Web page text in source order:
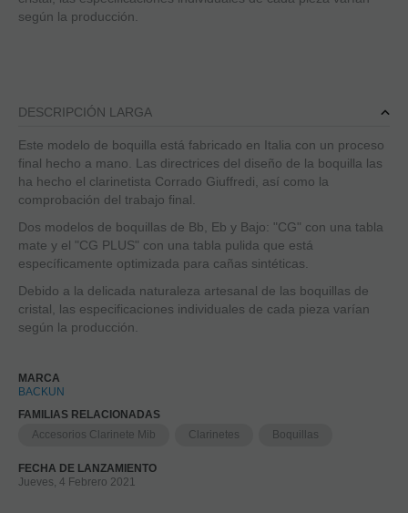
según la producción.
DESCRIPCIÓN LARGA
Este modelo de boquilla está fabricado en Italia con un proceso
final hecho a mano. Las directrices del diseño de la boquilla las
ha hecho el clarinetista Corrado Giuffredi, así como la
comprobación del trabajo final.
Dos modelos de boquillas de Bb, Eb y Bajo: "CG" con una tabla
mate y el "CG PLUS" con una tabla pulida que está
específicamente optimizada para cañas sintéticas.
Debido a la delicada naturaleza artesanal de las boquillas de
cristal, las especificaciones individuales de cada pieza varían
según la producción.
MARCA
BACKUN
FAMILIAS RELACIONADAS
Accesorios Clarinete Mib
Clarinetes Boquillas
FECHA DE LANZAMIENTO
Jueves, 4 Febrero 2021